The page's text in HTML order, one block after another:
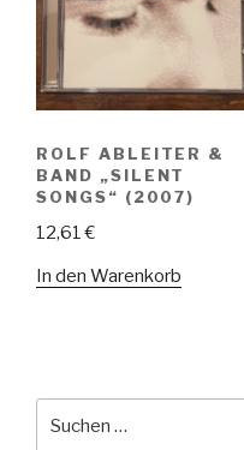
ROLF ABLEITER &
BAND „SILENT
SONGS“ (2007)
12,61€
In den Warenkorb